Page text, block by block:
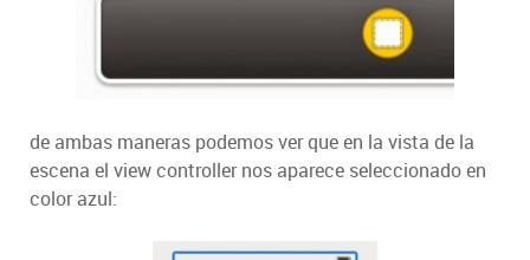
de ambas maneras podemos ver que en la vista de la
escena el view controller nos aparece seleccionado en
color azul: